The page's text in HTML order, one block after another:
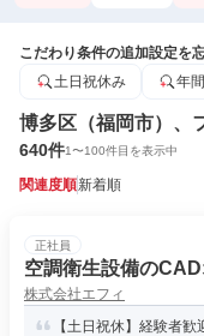
こだわり条件の追加設定を
土日祝休み
年
博多区（福岡市）、
640件1〜100件目を表示中
関連度順新着順
正社員
空調衛生設備の
株式会社エフィ
【土日祝休】経験者